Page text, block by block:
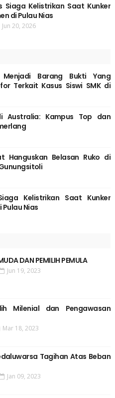
Siaga Kelistrikan Saat Kunker
di Pulau Nias
Jun 20, 2026
Barang Bukti Yang
Terkait Kasus Siswi SMK di
Australia: Kampus Top dan
Hanguskan Belasan Ruko di
Kelistrikan Saat Kunker
Nias
DAN PEMILIH PEMULA
Jun 19, 2023
Milenial dan Pengawasan
Mar 18, 2023
Tagihan Atas Beban
Jan 09, 2023